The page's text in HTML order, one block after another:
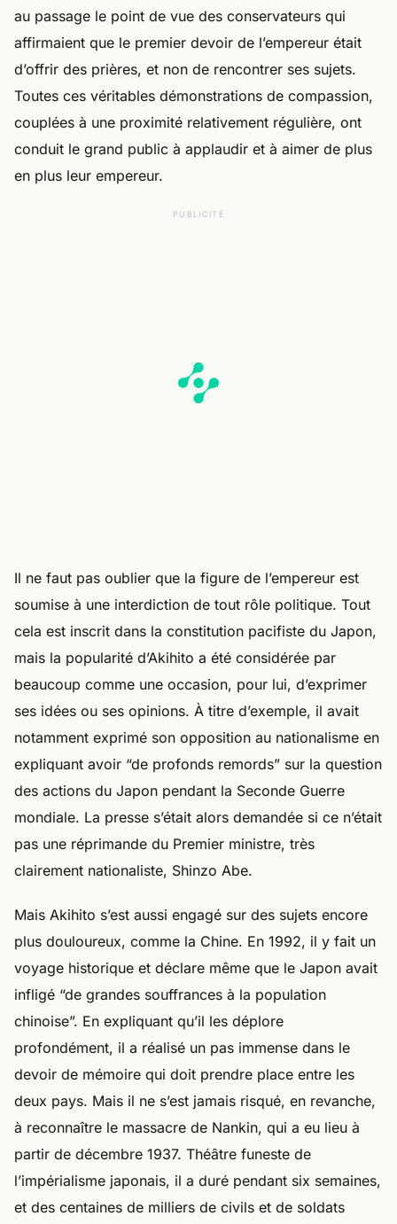
au passage le point de vue des conservateurs qui
affirmaient que le premier devoir de l’empereur était
d’offrir des prières, et non de rencontrer ses sujets.
Toutes ces véritables démonstrations de compassion,
couplées à une proximité relativement régulière, ont
conduit le grand public à applaudir et à aimer de plus
en plus leur empereur.
PUBLICITÉ
Il ne faut pas oublier que la figure de l’empereur est
soumise à une interdiction de tout rôle politique. Tout
cela est inscrit dans la constitution pacifiste du Japon,
mais la popularité d’Akihito a été considérée par
beaucoup comme une occasion, pour lui, d’exprimer
ses idées ou ses opinions. À titre d’exemple, il avait
notamment exprimé son opposition au nationalisme en
expliquant avoir “de profonds remords” sur la question
des actions du Japon pendant la Seconde Guerre
mondiale. La presse s’était alors demandée si ce n’était
pas une réprimande du Premier ministre, très
clairement nationaliste, Shinzo Abe.
Mais Akihito s’est aussi engagé sur des sujets encore
plus douloureux, comme la Chine. En 1992, il y fait un
voyage historique et déclare même que le Japon avait
infligé “de grandes souffrances à la population
chinoise”. En expliquant qu’il les déplore
profondément, il a réalisé un pas immense dans le
devoir de mémoire qui doit prendre place entre les
deux pays. Mais il ne s’est jamais risqué, en revanche,
à reconnaître le massacre de Nankin, qui a eu lieu à
partir de décembre 1937. Théâtre funeste de
l’impérialisme japonais, il a duré pendant six semaines,
et des centaines de milliers de civils et de soldats